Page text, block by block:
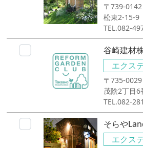
〒739-
松東2-15-9
TEL.082-
谷崎建材
エクス
〒735-
茂陰2丁目6
TEL.082-
そらや
エクス